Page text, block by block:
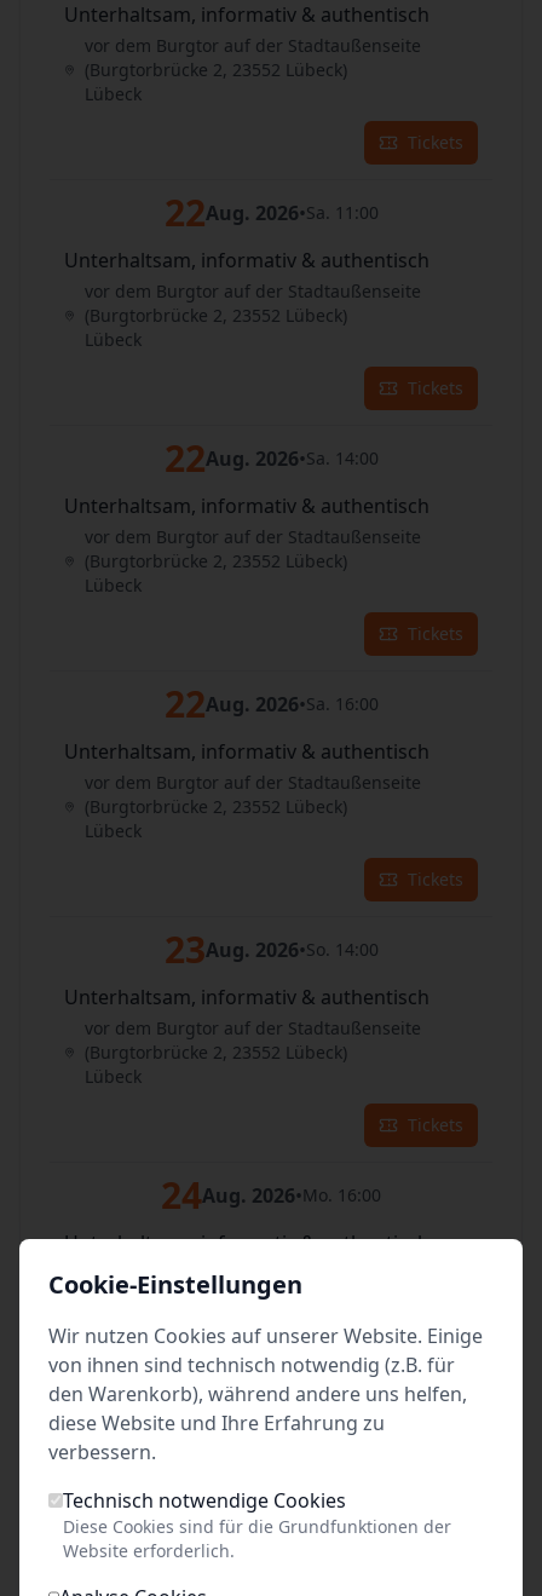
Unterhaltsam, informativ & authentisch
vor dem Burgtor auf der Stadtaußenseite
(Burgtorbrücke 2, 23552 Lübeck)
Lübeck
Tickets
22Aug. 2026•Sa. 11:00
Unterhaltsam, informativ & authentisch
vor dem Burgtor auf der Stadtaußenseite
(Burgtorbrücke 2, 23552 Lübeck)
Lübeck
Tickets
22Aug. 2026•Sa. 14:00
Unterhaltsam, informativ & authentisch
vor dem Burgtor auf der Stadtaußenseite
(Burgtorbrücke 2, 23552 Lübeck)
Lübeck
Tickets
22Aug. 2026•Sa. 16:00
Unterhaltsam, informativ & authentisch
vor dem Burgtor auf der Stadtaußenseite
(Burgtorbrücke 2, 23552 Lübeck)
Lübeck
Tickets
23Aug. 2026•So. 14:00
Unterhaltsam, informativ & authentisch
vor dem Burgtor auf der Stadtaußenseite
(Burgtorbrücke 2, 23552 Lübeck)
Lübeck
Tickets
24Aug. 2026•Mo. 16:00
Unterhaltsam, informativ & authentisch
vor dem Burgtor auf der Stadtaußenseite
(Burgtorbrücke 2, 23552 Lübeck)
Tickets
25 Di. 16:00
Unterhaltsam, informativ & authentisch
vor dem Burgtor auf der Stadtaußenseite
(Burgtorbrücke 2, 23552 Lübeck)
Cookie-Einstellungen
Wir nutzen Cookies auf unserer Website. Einige
von ihnen sind technisch notwendig (z.B. für
den Warenkorb), während andere uns helfen,
diese Website und Ihre Erfahrung zu
verbessern.
Technisch notwendige Cookies
Diese Cookies sind für die Grundfunktionen der
Website erforderlich.